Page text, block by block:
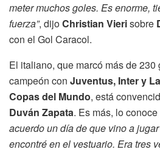
meter muchos goles. Es enorme,
fuerza”, dijoChristian Vierisobre
con el Gol Caracol.
El italiano, que marcó más de
campeón con Juventus, Inter y
Copas del Mundo, está
Duván Zapata. Es más, lo
acuerdo un día de que vino a
encontré en el vestuario. Era tres